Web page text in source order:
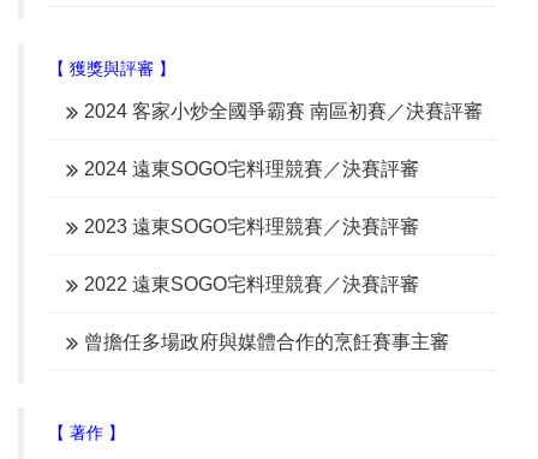
【 獲獎與評審 】
2024 客家小炒全國爭霸賽 南區初賽／決賽評審
2024 遠東SOGO宅料理競賽／決賽評審
2023 遠東SOGO宅料理競賽／決賽評審
2022 遠東SOGO宅料理競賽／決賽評審
曾擔任多場政府與媒體合作的烹飪賽事主審
【 著作 】